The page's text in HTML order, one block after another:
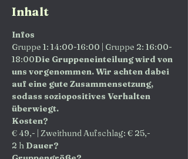
Inhalt
Infos
Gruppe 1: 14:00-16:00 | Gruppe 2: 16:00-
18:00Die Gruppeneinteilung wird von
uns vorgenommen. Wir achten dabei
auf eine gute Zusammensetzung,
sodass soziopositives Verhalten
überwiegt.
Kosten?
€ 49,- | Zweithund Aufschlag: € 25,-
2 h Dauer?